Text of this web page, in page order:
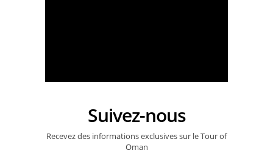
Suivez-nous
Recevez des informations exclusives sur le Tour of
Oman